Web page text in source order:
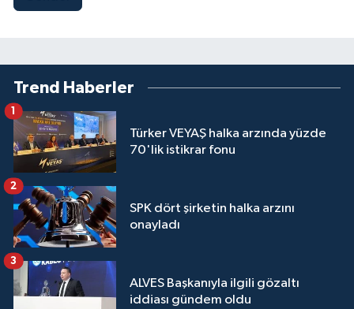
Trend Haberler
Türker VEYAŞ halka arzında yüzde
70'lik istikrar fonu
1
SPK dört şirketin halka arzını
onayladı
2
ALVES Başkanıyla ilgili gözaltı
iddiası gündem oldu
3